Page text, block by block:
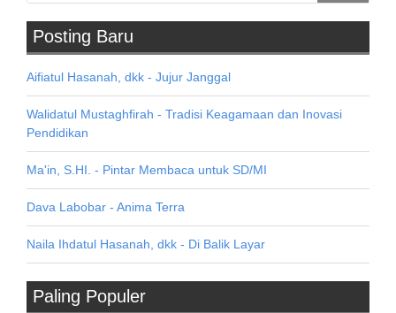
Posting Baru
Aifiatul Hasanah, dkk - Jujur Janggal
Walidatul Mustaghfirah - Tradisi Keagamaan dan Inovasi
Pendidikan
Ma'in, S.HI. - Pintar Membaca untuk SD/MI
Dava Labobar - Anima Terra
Naila Ihdatul Hasanah, dkk - Di Balik Layar
Paling Populer